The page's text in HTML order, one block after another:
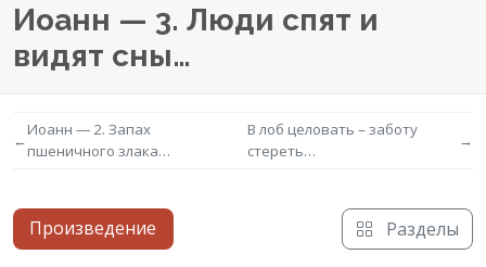
Иоанн — 3. Люди спят и
видят сны…
←
Иоанн — 2. Запах
пшеничного злака…
В лоб целовать – заботу
стереть…
→
Произведение Разделы